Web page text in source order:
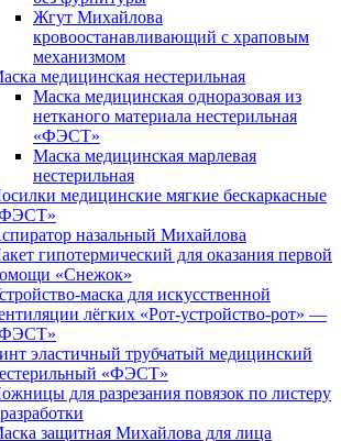
Жгут Михайлова
кровоостанавливающий с храповым
механизмом
медицинская нестерильная
Маска медицинская одноразовая из
нетканого материала нестерильная
«ФЭСТ»
Маска медицинская марлевая
нестерильная
медицинские мягкие бескаркасные
назальный Михайлова
гипотермический для оказания первой
«Снежок»
маска для искусственной
лёгких «Рот-устройство-рот» —
эластичный трубчатый медицинский
«ФЭСТ»
для разрезания повязок по листеру
защитная Михайлова для лица